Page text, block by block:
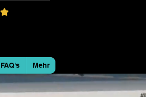
FAQ's Mehr